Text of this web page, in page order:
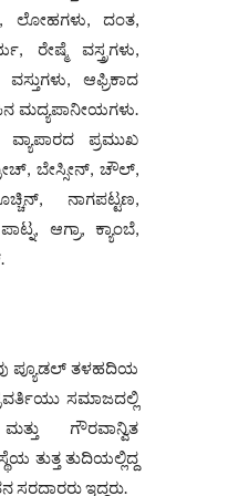
ಲೋಹಗಳು, ದಂತ,
ರೇಷ್ಮೆ ವಸ್ತ್ರಗಳು,
ಆಫ್ರಿಕಾದ
ಮದ್ಯಪಾನೀಯಗಳು.
ಪ್ರಮುಖ
ಬೇಸ್ಸೀನ್, ಚೌಲ್,
ನಾಗಪಟ್ಟಣ,
ಆಗ್ರಾ, ಕ್ಯಾಂಬೆ,
ಪ್ಯೂಡಲ್ ತಳಹದಿಯ
ಸಮಾಜದಲ್ಲಿ
ಗೌರವಾನ್ವಿತ
ತುತ್ತ ತುದಿಯಲ್ಲಿದ್ದ
ಇದ್ದರು.